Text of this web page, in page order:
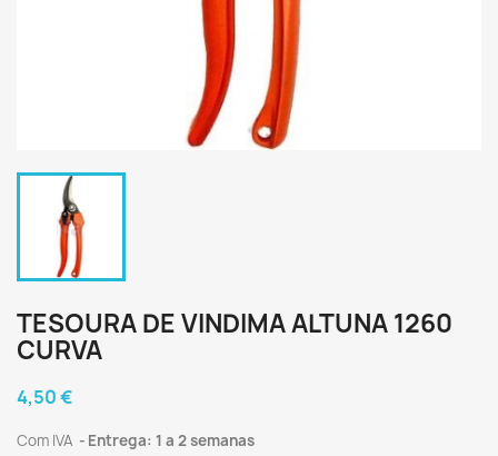
TESOURA DE VINDIMA ALTUNA 1260
CURVA
4,50 €
Com IVA Entrega: 1 a 2 semanas